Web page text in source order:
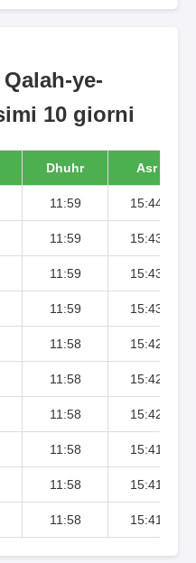
ye-
10 giorni
Dhuhr Asr
11:59 15:44
11:59 15:43
11:59 15:43
11:59 15:43
11:58 15:42
11:58 15:42
11:58 15:42
11:58 15:41
11:58 15:41
11:58 15:41